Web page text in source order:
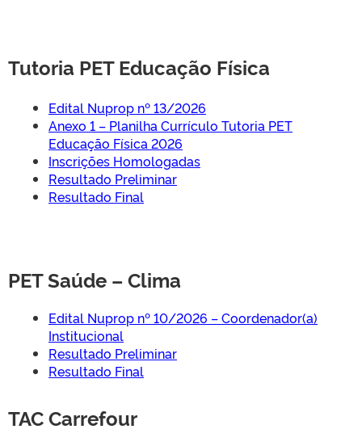
Tutoria PET Educação Física
Edital Nuprop nº 13/2026
Anexo 1 – Planilha Currículo Tutoria PET
Educação Física 2026
Inscrições Homologadas
Resultado Preliminar
Resultado Final
PET Saúde – Clima
Edital Nuprop nº 10/2026 – Coordenador(a)
Institucional
Resultado Preliminar
Resultado Final
TAC Carrefour